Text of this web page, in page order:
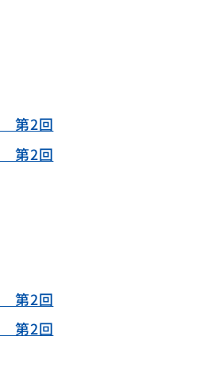
第2回
第2回
第2回
第2回